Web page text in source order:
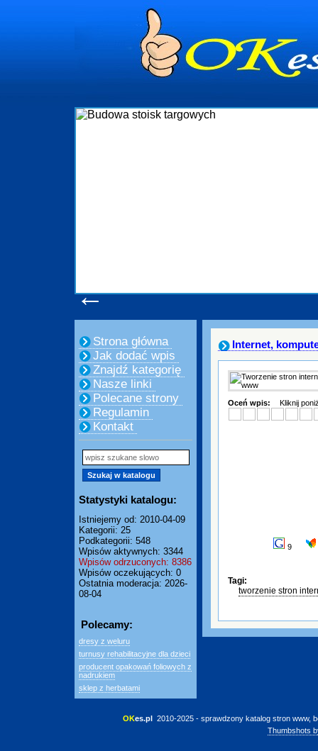
←
Strona główna
Jak dodać wpis
Znajdź kategorię
Nasze linki
Polecane strony
Regulamin
Kontakt
Statystyki katalogu:
Istniejemy od: 2010-04-09
Kategorii: 25
Podkategorii: 548
Wpisów aktywnych: 3344
Wpisów odrzuconych: 8386
Wpisów oczekujących: 0
Ostatnia moderacja: 2026-
08-04
Polecamy:
dresy z weluru
turnusy rehabilitacyjne dla dzieci
producent opakowań foliowych z
nadrukiem
sklep z herbatami
Internet,
Oceń wpis: Kliknij
9
Tagi:
tworzenie stron
OKes.pl 2010-2025 - sprawdzony katalog stron www,
Thumbshots